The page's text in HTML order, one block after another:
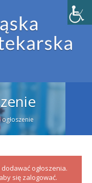
ogłoszenia.
się zalogować.